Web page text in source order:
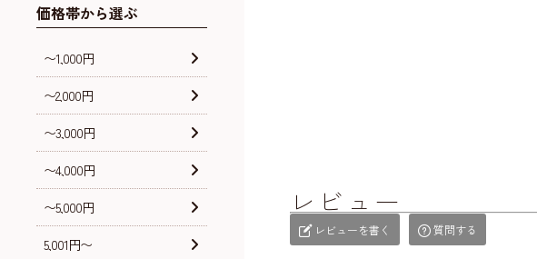
価格帯から選ぶ
〜1,000円
〜2,000円
〜3,000円
〜4,000円
〜5,000円
5,001円〜
レビュー
レビューを書く 質問する